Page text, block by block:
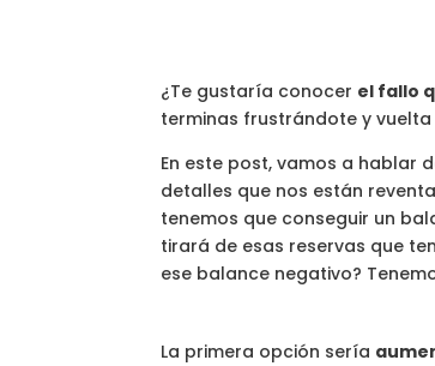
¿Te gustaría conocer el fallo
terminas frustrándote y
En este post, vamos a hablar
detalles que nos están
tenemos que conseguir un
tirará de esas reservas que
ese balance negativo?
La primera opción sería